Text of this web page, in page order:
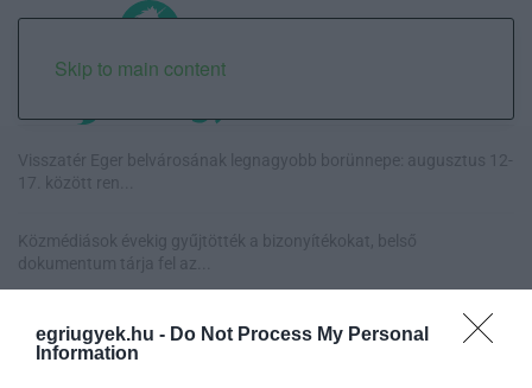
egriugyek.hu - Do Not Process My Personal
Information
Skip to main content
Visszatér Eger belvárosának legnagyobb borünnepe: augusztus 12-
17. között ren...
Közmédiások évekig gyűjtötték a bizonyítékokat, belső
dokumentum tárja fel az...
Betört kirakatok a Katona téren és a Széchenyi utcán, rendőrségi
vizsgálat in...